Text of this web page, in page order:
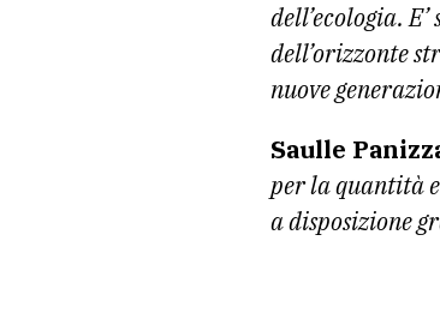
dell’ecologia.
dell’orizzonte
nuove
Saulle
per la quantità
a disposizione